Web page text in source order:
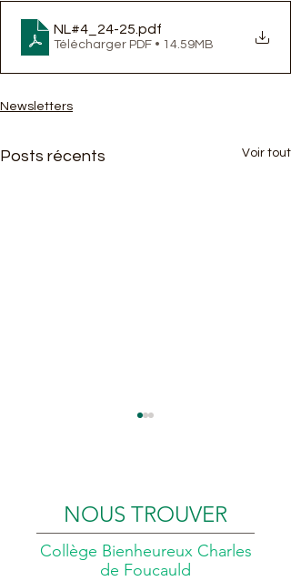
NL#4_24-25.pdf
Télécharger PDF • 14.59MB
Newsletters
Posts récents Voir tout
Newsletters n°3
NOUS TROUVER
Collège Bienheureux Charles
de Foucauld